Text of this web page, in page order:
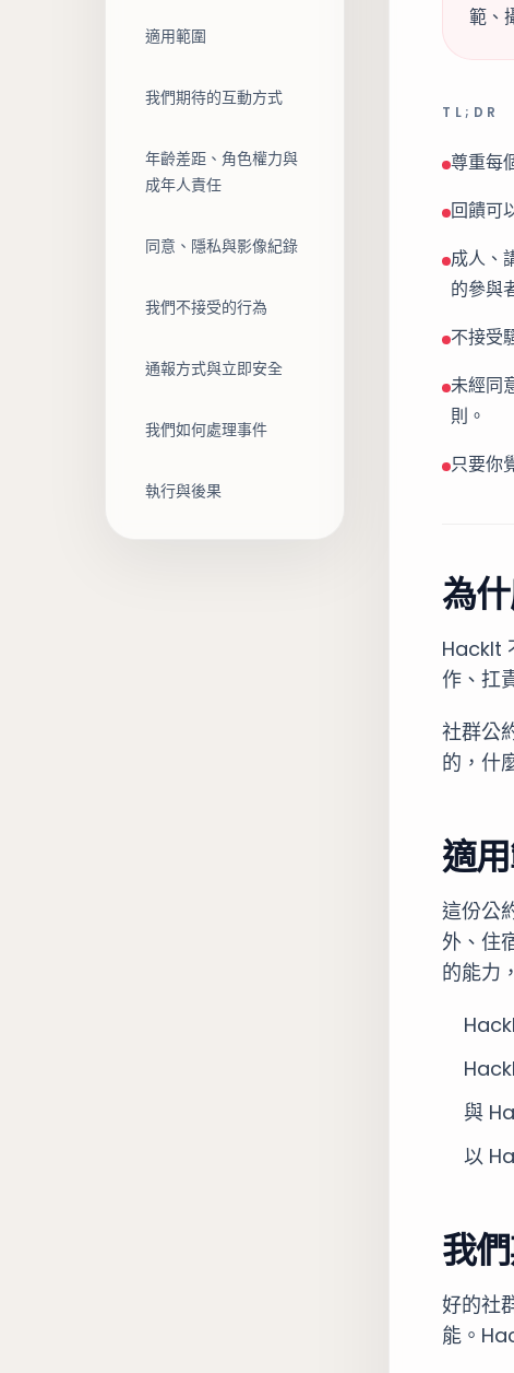
適用範圍
我們期待的互動方式
年齡差距、角色權力與
成年人責任
同意、隱私與影像紀錄
我們不接受的行為
通報方式與立即安全
我們如何處理事件
執行與後果
範、
TL;DR
尊重每
回饋可
成人、
的參與
不接受
未經同
則。
只要你
為
HackIt
作、扛
社群公
的，什
適
這份公
外、住
的能力
與
以
我
好的社
能。